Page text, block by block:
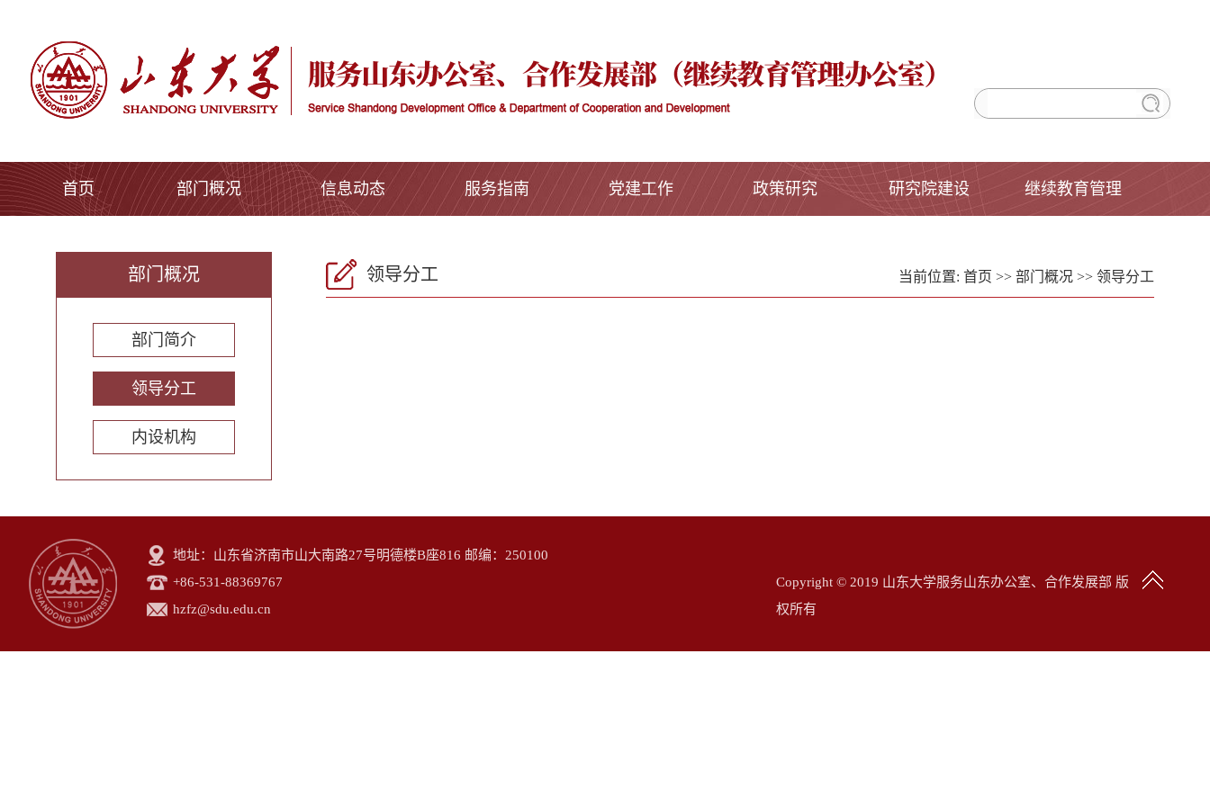
首页 部门概况 信息动态 服务指南 党建工作 政策研究 研究院建设 继续教育管理
部门概况
部门简介
领导分工
内设机构
领导分工 当前位置: 首页 >> 部门概况 >> 领导分工
地址：山东省济南市山大南路27号明德楼B座816 邮编：250100
+86-531-88369767
hzfz@sdu.edu.cn
Copyright © 2019 山东大学服务山东办公室、合作发展部 版
权所有